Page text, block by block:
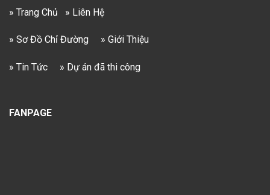
» Trang Chủ
» Liên Hệ
» Sơ Đồ Chỉ Đường » Giới Thiệu
» Tin Tức » Dự án đã thi công
FANPAGE